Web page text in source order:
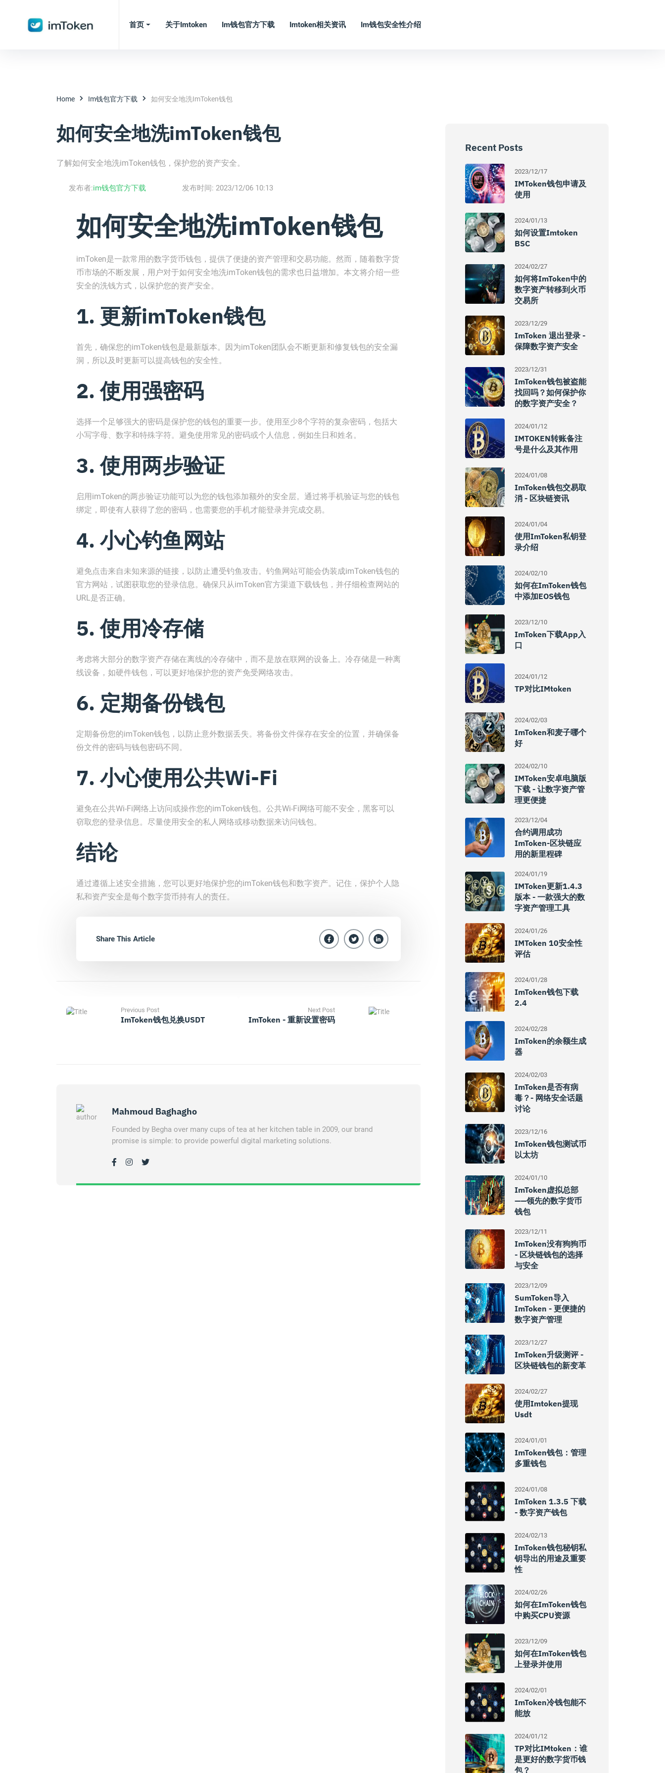
首页 关于imtoken Im钱包官方下载 Imtoken相关资讯 Im钱包安全性介绍
Home Im钱包官方下载 如何安全地洗imToken钱包
如何安全地洗imToken钱包
了解如何安全地洗imToken钱包，保护您的资产安全。
发布者:im钱包官方下载 发布时间: 2023/12/06 10:13
如何安全地洗imToken钱包
imToken是一款常用的数字货币钱包，提供了便捷的资产管理和交易功能。然而，随着数字货
币市场的不断发展，用户对于如何安全地洗imToken钱包的需求也日益增加。本文将介绍一些
安全的洗钱方式，以保护您的资产安全。
1. 更新imToken钱包
首先，确保您的imToken钱包是最新版本。因为imToken团队会不断更新和修复钱包的安全漏
洞，所以及时更新可以提高钱包的安全性。
2. 使用强密码
选择一个足够强大的密码是保护您的钱包的重要一步。使用至少8个字符的复杂密码，包括大
小写字母、数字和特殊字符。避免使用常见的密码或个人信息，例如生日和姓名。
3. 使用两步验证
启用imToken的两步验证功能可以为您的钱包添加额外的安全层。通过将手机验证与您的钱包
绑定，即使有人获得了您的密码，也需要您的手机才能登录并完成交易。
4. 小心钓鱼网站
避免点击来自未知来源的链接，以防止遭受钓鱼攻击。钓鱼网站可能会伪装成imToken钱包的
官方网站，试图获取您的登录信息。确保只从imToken官方渠道下载钱包，并仔细检查网站的
URL是否正确。
5. 使用冷存储
考虑将大部分的数字资产存储在离线的冷存储中，而不是放在联网的设备上。冷存储是一种离
线设备，如硬件钱包，可以更好地保护您的资产免受网络攻击。
6. 定期备份钱包
定期备份您的imToken钱包，以防止意外数据丢失。将备份文件保存在安全的位置，并确保备
份文件的密码与钱包密码不同。
7. 小心使用公共Wi-Fi
避免在公共Wi-Fi网络上访问或操作您的imToken钱包。公共Wi-Fi网络可能不安全，黑客可以
窃取您的登录信息。尽量使用安全的私人网络或移动数据来访问钱包。
结论
通过遵循上述安全措施，您可以更好地保护您的imToken钱包和数字资产。记住，保护个人隐
私和资产安全是每个数字货币持有人的责任。
Share This Article
Previous Post
ImToken钱包兑换USDT
Next Post
ImToken - 重新设置密码
Mahmoud Baghagho
Founded by Begha over many cups of tea at her kitchen table in 2009, our brand
promise is simple: to provide powerful digital marketing solutions.
Recent Posts
2023/12/17
IMToken钱包申请及
使用
2024/01/13
如何设置imtoken
BSC
2024/02/27
如何将imToken中的
数字资产转移到火币
交易所
2023/12/29
ImToken 退出登录 -
保障数字资产安全
2023/12/31
ImToken钱包被盗能
找回吗？如何保护你
的数字资产安全？
2024/01/12
IMTOKEN转账备注
号是什么及其作用
2024/01/08
ImToken钱包交易取
消 - 区块链资讯
2024/01/04
使用imToken私钥登
录介绍
2024/02/10
如何在imToken钱包
中添加EOS钱包
2023/12/10
ImToken下载app入
口
2024/01/12
TP对比IMtoken
2024/02/03
ImToken和麦子哪个
好
2024/02/10
IMToken安卓电脑版
下载 - 让数字资产管
理更便捷
2023/12/04
合约调用成功
ImToken-区块链应
用的新里程碑
2024/01/19
IMToken更新1.4.3
版本 - 一款强大的数
字资产管理工具
2024/01/26
IMToken 10安全性
评估
2024/01/28
ImToken钱包下载
2.4
2024/02/28
ImToken的余额生成
器
2024/02/03
ImToken是否有病
毒？- 网络安全话题
讨论
2023/12/16
ImToken钱包测试币
以太坊
2024/01/10
ImToken虚拟总部
——领先的数字货币
钱包
2023/12/11
ImToken没有狗狗币
- 区块链钱包的选择
与安全
2023/12/09
SumToken导入
ImToken - 更便捷的
数字资产管理
2023/12/27
ImToken升级测评 -
区块链钱包的新变革
2024/02/27
使用imtoken提现
Usdt
2024/01/01
ImToken钱包：管理
多重钱包
2024/01/08
ImToken 1.3.5 下载
- 数字资产钱包
2024/02/13
ImToken钱包秘钥私
钥导出的用途及重要
性
2024/02/26
如何在imToken钱包
中购买CPU资源
2023/12/09
如何在imToken钱包
上登录并使用
2024/02/01
ImToken冷钱包能不
能放
2024/01/12
TP对比IMtoken：谁
是更好的数字货币钱
包？